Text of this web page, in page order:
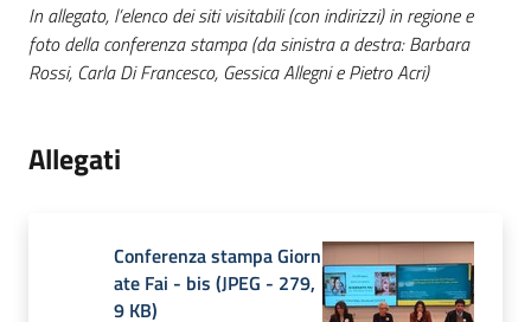
In allegato, l’elenco dei siti visitabili (con indirizzi) in regione e
foto della conferenza stampa (da sinistra a destra: Barbara
Rossi, Carla Di Francesco, Gessica Allegni e Pietro Acri)
Allegati
Conferenza stampa Giorn
ate Fai - bis (JPEG - 279,
9 KB)